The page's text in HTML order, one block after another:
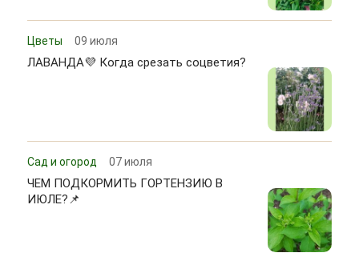
Цветы 09 июля
ЛАВАНДА💜 Когда срезать соцветия?
Сад и огород 07 июля
ЧЕМ ПОДКОРМИТЬ ГОРТЕНЗИЮ В
ИЮЛЕ?📌